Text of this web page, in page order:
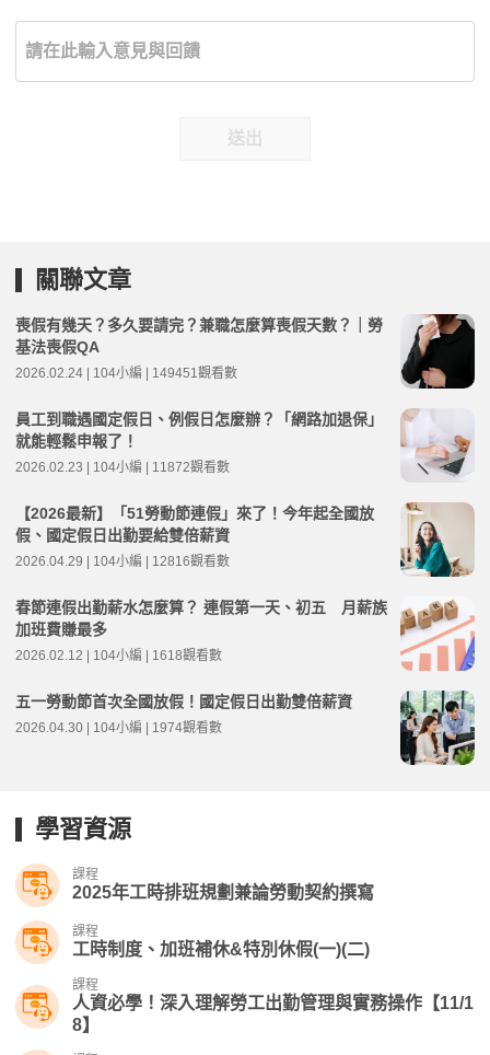
送出
關聯文章
喪假有幾天？多久要請完？兼職怎麼算喪假天數？｜勞
基法喪假QA
2026.02.24 | 104小編 | 149451觀看數
員工到職遇國定假日、例假日怎麼辦？「網路加退保」
就能輕鬆申報了！
2026.02.23 | 104小編 | 11872觀看數
【2026最新】「51勞動節連假」來了！今年起全國放
假、國定假日出勤要給雙倍薪資
2026.04.29 | 104小編 | 12816觀看數
春節連假出勤薪水怎麼算？ 連假第一天、初五 月薪族
加班費賺最多
2026.02.12 | 104小編 | 1618觀看數
五一勞動節首次全國放假！國定假日出勤雙倍薪資
2026.04.30 | 104小編 | 1974觀看數
學習資源
課程
2025年工時排班規劃兼論勞動契約撰寫
課程
工時制度、加班補休&特別休假(一)(二)
課程
人資必學！深入理解勞工出勤管理與實務操作【11/1
8】